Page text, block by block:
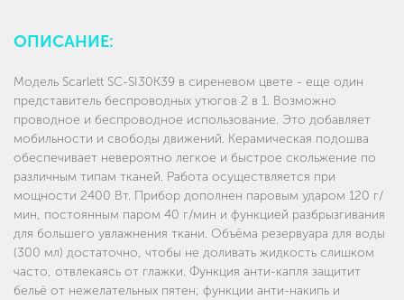
ОПИСАНИЕ:
Модель Scarlett SC-SI30K39 в сиреневом цвете - еще один
представитель беспроводных утюгов 2 в 1. Возможно
проводное и беспроводное использование. Это добавляет
мобильности и свободы движений. Керамическая подошва
обеспечивает невероятно легкое и быстрое скольжение по
различным типам тканей. Работа осуществляется при
мощности 2400 Вт. Прибор дополнен паровым ударом 120 г/
мин, постоянным паром 40 г/мин и функцией разбрызгивания
для большего увлажнения ткани. Объёма резервуара для воды
(300 мл) достаточно, чтобы не доливать жидкость слишком
часто, отвлекаясь от глажки. Функция анти-капля защитит
бельё от нежелательных пятен; функции анти-накипь и